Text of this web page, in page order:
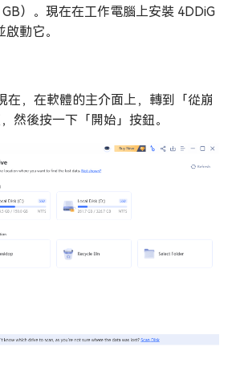
）。現在在工作電腦上安裝 4DDiG
動它。
在，在軟體的主介面上，轉到「從崩
然後按一下「開始」按鈕。